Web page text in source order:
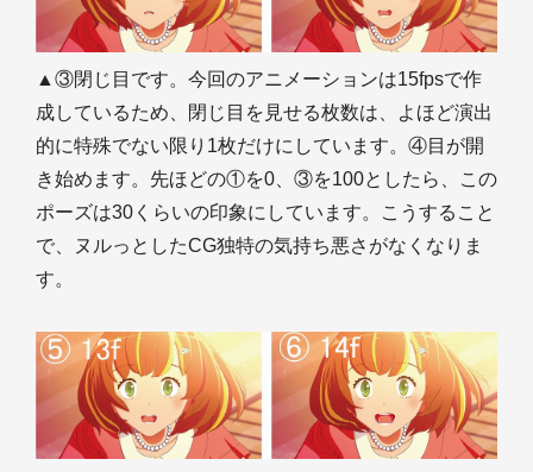
▲③閉じ目です。今回のアニメーションは15fpsで作
成しているため、閉じ目を見せる枚数は、よほど演出
的に特殊でない限り1枚だけにしています。④目が開
き始めます。先ほどの①を0、③を100としたら、この
ポーズは30くらいの印象にしています。こうすること
で、ヌルっとしたCG独特の気持ち悪さがなくなりま
す。